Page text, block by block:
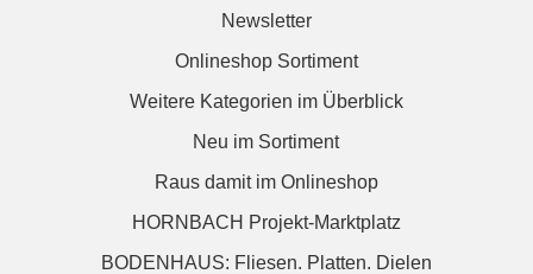
Newsletter
Onlineshop Sortiment
Weitere Kategorien im Überblick
Neu im Sortiment
Raus damit im Onlineshop
HORNBACH Projekt-Marktplatz
BODENHAUS: Fliesen. Platten. Dielen